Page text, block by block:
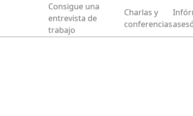
Consigue una
entrevista de
trabajo
Charlas y
conferencias